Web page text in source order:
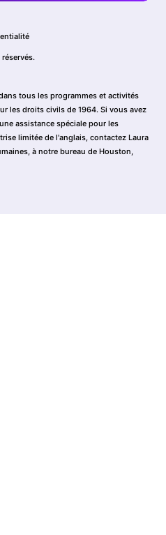
tous les programmes et activités
les droits civils de 1964. Si vous avez
assistance spéciale pour les
limitée de l'anglais, contactez Laura
à notre bureau de Houston,